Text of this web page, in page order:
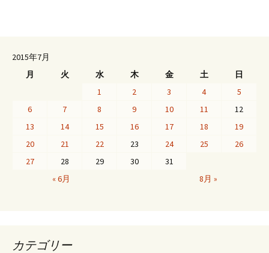
2015年7月
月
火 水 木 金 土
日
1
2 3 4
5
6
7 8 9 10 11
12
13
14 15 16 17 18
19
20
21 22 23 24 25
26
27
28 29 30
31
« 6月
8月 »
カテゴリー